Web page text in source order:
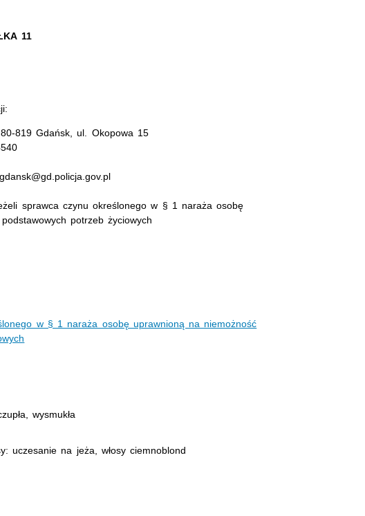
11
819 Gdańsk, ul. Okopowa 15
sprawca czynu określonego w § 1 naraża osobę
potrzeb życiowych
w § 1 naraża osobę uprawnioną na niemożność
wysmukła
uczesanie na jeża, włosy ciemnoblond